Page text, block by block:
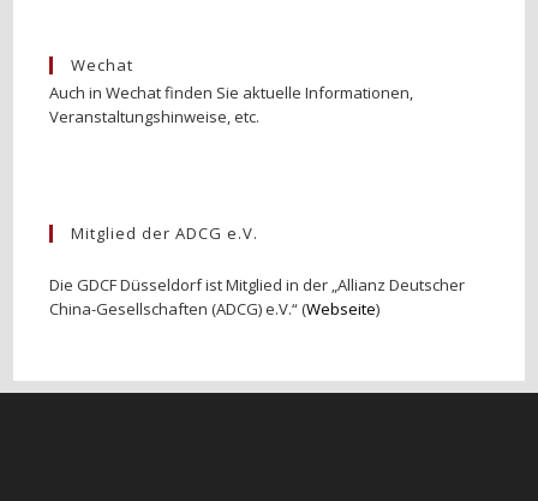
Wechat
Auch in Wechat finden Sie aktuelle Informationen,
Veranstaltungshinweise, etc.
Mitglied der ADCG e.V.
Die GDCF Düsseldorf ist Mitglied in der „Allianz Deutscher
China-Gesellschaften (ADCG) e.V.“ (Webseite)